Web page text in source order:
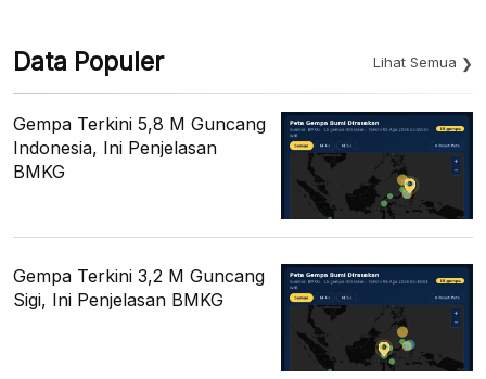
Data Populer Lihat Semua
Gempa Terkini 5,8 M Guncang
Indonesia, Ini Penjelasan
BMKG
Gempa Terkini 3,2 M Guncang
Sigi, Ini Penjelasan BMKG